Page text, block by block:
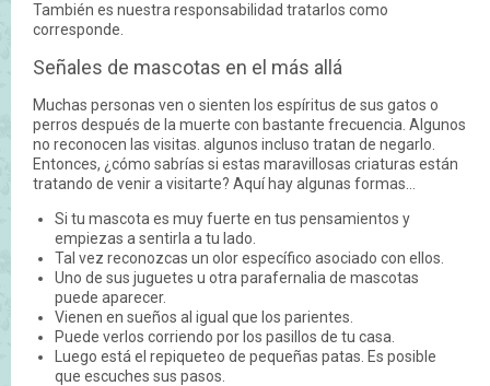
También es nuestra responsabilidad tratarlos como
corresponde.
Señales de mascotas en el más allá
Muchas personas ven o sienten los espíritus de sus gatos o
perros después de la muerte con bastante frecuencia. Algunos
no reconocen las visitas. algunos incluso tratan de negarlo.
Entonces, ¿cómo sabrías si estas maravillosas criaturas están
tratando de venir a visitarte? Aquí hay algunas formas...
Si tu mascota es muy fuerte en tus pensamientos y
empiezas a sentirla a tu lado.
Tal vez reconozcas un olor específico asociado con ellos.
Uno de sus juguetes u otra parafernalia de mascotas
puede aparecer.
Vienen en sueños al igual que los parientes.
Puede verlos corriendo por los pasillos de tu casa.
Luego está el repiqueteo de pequeñas patas. Es posible
que escuches sus pasos.